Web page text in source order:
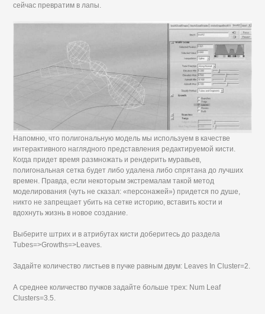
сейчас превратим в лапы.
Напомню, что полигональную модель мы используем в качестве
интерактивного наглядного представления редактируемой кисти.
Когда придет время размножать и рендерить муравьев,
полигональная сетка будет либо удалена либо спрятана до лучших
времен. Правда, если некоторым экстремалам такой метод
моделирования (чуть не сказал: «персонажей») придется по душе,
никто не запрещает убить на сетке историю, вставить кости и
вдохнуть жизнь в новое создание.
Выберите штрих и в атрибутах кисти доберитесь до раздела
Tubes=>Growths=>Leaves.
Задайте количество листьев в пучке равным двум: Leaves In Cluster=2.
А среднее количество пучков задайте больше трех: Num Leaf
Clusters=3.5.